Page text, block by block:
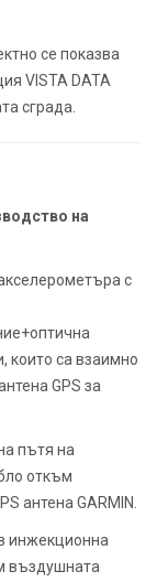
се показва
VISTA DATA
сграда.
на
с
които са взаимно
GPS за
пътя на
откъм
антена GARMIN.
инжекционна
въздушната